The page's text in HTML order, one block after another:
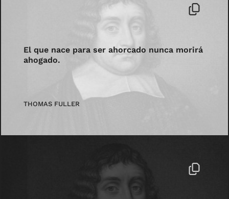
El que nace para ser ahorcado nunca morirá
ahogado.
THOMAS FULLER